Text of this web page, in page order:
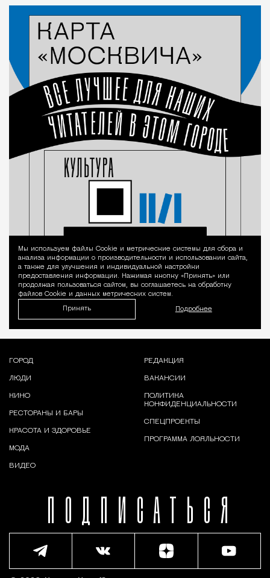
Уведомление
Мы используем файлы Сookie и метрические системы для сбора и
анализа информации о производительности и использовании сайта,
а также для улучшения и индивидуальной настройки
предоставления информации. Нажимая кнопку «Принять» или
продолжая пользоваться сайтом, вы соглашаетесь на обработку
файлов Cookie и данных метрических систем.
Принять Подробнее
ПОДПИСАТЬСЯ
ГОРОД
ЛЮДИ
КИНО
РЕСТОРАНЫ И БАРЫ
КРАСОТА И ЗДОРОВЬЕ
МОДА
ВИДЕО
РЕДАКЦИЯ
ВАКАНСИИ
ПОЛИТИКА
КОНФИДЕНЦИАЛЬНОСТИ
СПЕЦПРОЕКТЫ
ПРОГРАММА ЛОЯЛЬНОСТИ